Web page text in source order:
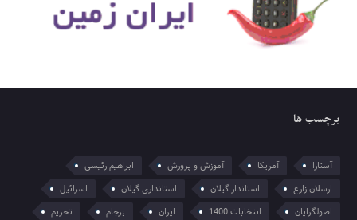
برچسب ها
آستارا آمریکا آموزش و پرورش
ابراهیم رئیسی
ارسلان زارع
استاندار گیلان استانداری گیلان
اسرائیل
اصولگرایان
انتخابات 1400 ایران برجام
تحریم